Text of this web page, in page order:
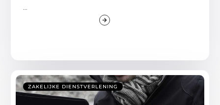
...
ZAKELIJKE DIENSTVERLENING